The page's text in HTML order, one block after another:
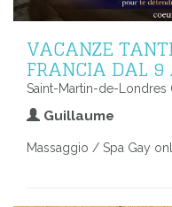
VACANZE
FRANCIA DAL
Saint-Martin-de-Londres
Guillaume
Massaggio / Spa Gay